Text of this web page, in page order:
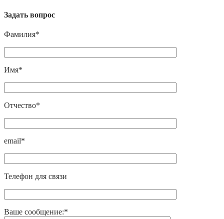
Задать вопрос
Фамилия*
Имя*
Отчество*
email*
Телефон для связи
Ваше сообщение:*